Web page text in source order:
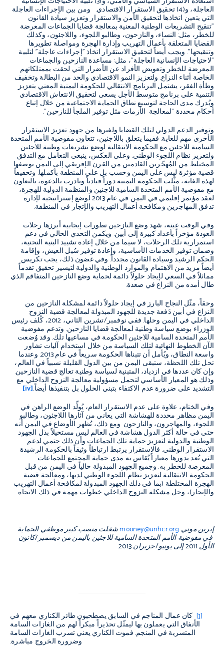
العاجلة، و(4) تحقيق الاستقرار الاقتصادي. ومن بين الإجراءات العاجلة
التي يتعين اتخاذها لتحقيق الأمن والاستقرار وتعزيز سيادة القانون
"تنقيح التشريعات الوطنية المعنية بمعالجة قضايا الجماعات المعرضة
للخطر، مثل: النساء، والنازحون، وطالبو اللجوء، واللاجئون، وكذلك
القضايا المتعلقة بأعمال التهريب وإدارة الهجرة ومواصلة تطويرها
وتنقيحها". ويجب أيضاً لتحقيق الاستقرار اتخاذ "إجراءات عاجلة" لتلبية
"لاحتياجات الإنسانية العاجلة"، مثل: مساعدة النازحين والجماعات
المعرضة للخطر وتعويض الأفراد عن الأضرار التي لحقت بممتلكاتهم
الخاصة أثناء النزاع. ولتعزيز النمو الاقتصادي والحد من البطالة وتخفيف
وطأة الفقر، يشتمل البرنامج الانتقالي للحكومة اليمنية المعني بتعزيز
التنمية على برنامج متوسط الأجل يسعى لتحقيق الانتعاش الاقتصادي
ويُدرك مدى الحاجة لتوسيع نطاق الحماية الاجتماعية من خلال إتباع
أحكام محددة "لمعالجة الأزمات مثل توفير الملجأ للنازحين".
وتوفير الدعم الدولي لتلك القضايا ولغيرها من جهود تعزيز الاستقرار
الأخرى مهم للغاية. ففيما يتعلق باللاجئين، تتعاون مفوضية الأمم المتحدة
السامية للاجئين مع الحكومة الانتقالية لوضع تشريعات وطنية للاجئين
ولتعزيز نظام اللجوء الوطني. وعلى العكس، ينبغي التعامل مع التدفق
المختلط من المُهجّرين القادمين من القرن الإفريقي إلى اليمن بوصفها
قضية مؤثرة ليس على اليمن وحسب بل على المنطقة بأكملها. وتحقيقاً
لهذه الغاية، مثَّلت الحكومة اليمنية دوراً قيادياً وبادرت بالدعوة، بالتعاون
مع مفوضية الأمم المتحدة السامية للاجئين والمنظمة الدولية للهجرة،
لعقد مؤتمر إقليمي في اليمن في عام 2013 لوضع إستراتيجية لإدارة
تدفق المهاجرين ومكافحة أعمال التهريب والإتجار في المنطقة.
وفي الوقت عينه، شهد وضع النازحين تطورات إيجابية أبرزها رحلات
العودة مؤخراً بأعداد كبيرة إلى أبين. ويكمن التحدي الحالي في دعم
استمرارية تلك الرحلات، لا سيما من خلال إعادة تشييد البنية التحتية،
وضمان توفير الخدمات الأساسية، وإعادة توفير سُبل العيش، وإقامة
الحكم الرشيد وسيادة القانون مجدداً. وفي غضون ذلك، يجب تكريس
أيضاً مزيد من الاهتمام والموارد الوطنية والدولية لتيسير تحقيق تقدماً
مماثلاً في السعي لإيجاد حلولاً دائمة لحماية وضع النازحين المتفاقم الذي
طال أمده من النزاع في صعدة.
وحقاً، مثّل النجاح البارز في إيجاد حلولاً دائمة لمشكلة النازحين من
النزاع في أبين دَفعة جديدة للجهود المبذولة لمعالجة قضية النزوح
الداخلي في اليمن وحلها. ففي نوفمبر/تشرين الثاني، 2012، كُلف رئيس
الوزراء بوضع سياسة وطنية لمعالجة قضايا النازحين. وتدعم مفوضية
الأمم المتحدة السامية للاجئين الحكومة في مساعيها تلك. وقد وُضعت
الآن الخطوط النهائية لتلك السياسة من خلال استخدام آليات تشاور
واسعة النطاق، ويُأمل أن تتبناها الحكومة سريعاً في عام 2013. وعندما
تحل تلك اللحظة، ستبقى اليمن من بين الدول القليلة نسبياً في العالم،
وإن كان عددها في ازدياد، المتبنية لسياسة وطنية تعالج قضية النازحين.
وذلك هو المعيار الأساسي لتحمل مسؤولية معالجة النزوح الداخلي مع
التشديد على ضرورة عدم الاكتفاء بتبني الحلول بل بتنفيذها أيضاً.[iv]
وفي الختام، علاوة على عدم الاستقرار العام، يُولِّد الوضع الراهن في
اليمن مظاهر محددة للهشاشة التي يعاني من آثارها اللاجئون، وطالبو
اللجوء، والمهاجرون، والنازحون. ومع ذلك، تُظهر الأوضاع في اليمن أنه
حتى في حالة أكثر الدول هشاشة في العالم ليس مستحيلاً بذل الجهود
الوطنية والدولية لتعزيز حماية تلك الجماعات وأن ذلك حتمي لدعم
الاستقرار الوطني. فالاستقرار يرتبط ارتباطاً وثيقاً بالحكومة الرشيدة
التي تُعد بدورها معياراً يُقاس به مدى حماية المجتمع للجماعات
المعرضة للخطر به. وجميع الجهود المبذولة حالياً في اليمن من قبل
الحكومة الانتقالية لتعزيز نظام اللجوء الوطني لديها، ومعالجة قضية
الهجرة المختلطة (بما في ذلك الجهود المبذولة لمكافحة أعمال التهريب
والإتجار)، وحل مشكلة النزوح الداخلي خطوات مهمة في ذلك الاتجاه.
إيرين موني mooney@unhcr.orgشغلت منصب كبير موظفي الحماية
في مفوضية الأمم المتحدة السامية للاجئين باليمن من ديسمبر/كانون
الأول 2011 إلى يونيو/حزيران 2013.
[1] كان عمال المناجم في السابق يصطحبون طائر الكناري معهم في
الأنفاق التي يعملون بها ليمثّل تحذيراً مبكراً لهم من الغازات السامة
المتسربة في المنجم. فموت الكناري يعني تسرب الغازات السامة
وضرورة الخروج مباشرة.